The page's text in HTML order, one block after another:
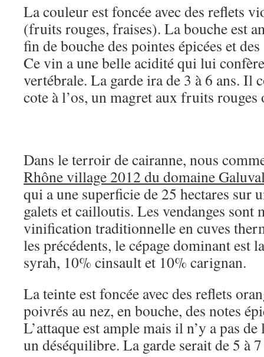
La couleur est foncée avec des reflets
(fruits rouges, fraises). La bouche est
fin de bouche des pointes épicées et
Ce vin a une belle acidité qui lui
vertébrale. La garde ira de 3 à 6 ans. Il
cote à l’os, un magret aux fruits
Dans le terroir de cairanne, nous
Rhône village 2012 du domaine
qui a une superficie de 25 hectares sur
galets et cailloutis. Les vendanges sont
vinification traditionnelle en cuves
les précédents, le cépage dominant est
syrah, 10% cinsault et 10% carignan.
La teinte est foncée avec des reflets
poivrés au nez, en bouche, des notes
L’attaque est ample mais il n’y a pas
un déséquilibre. La garde serait de 5 à